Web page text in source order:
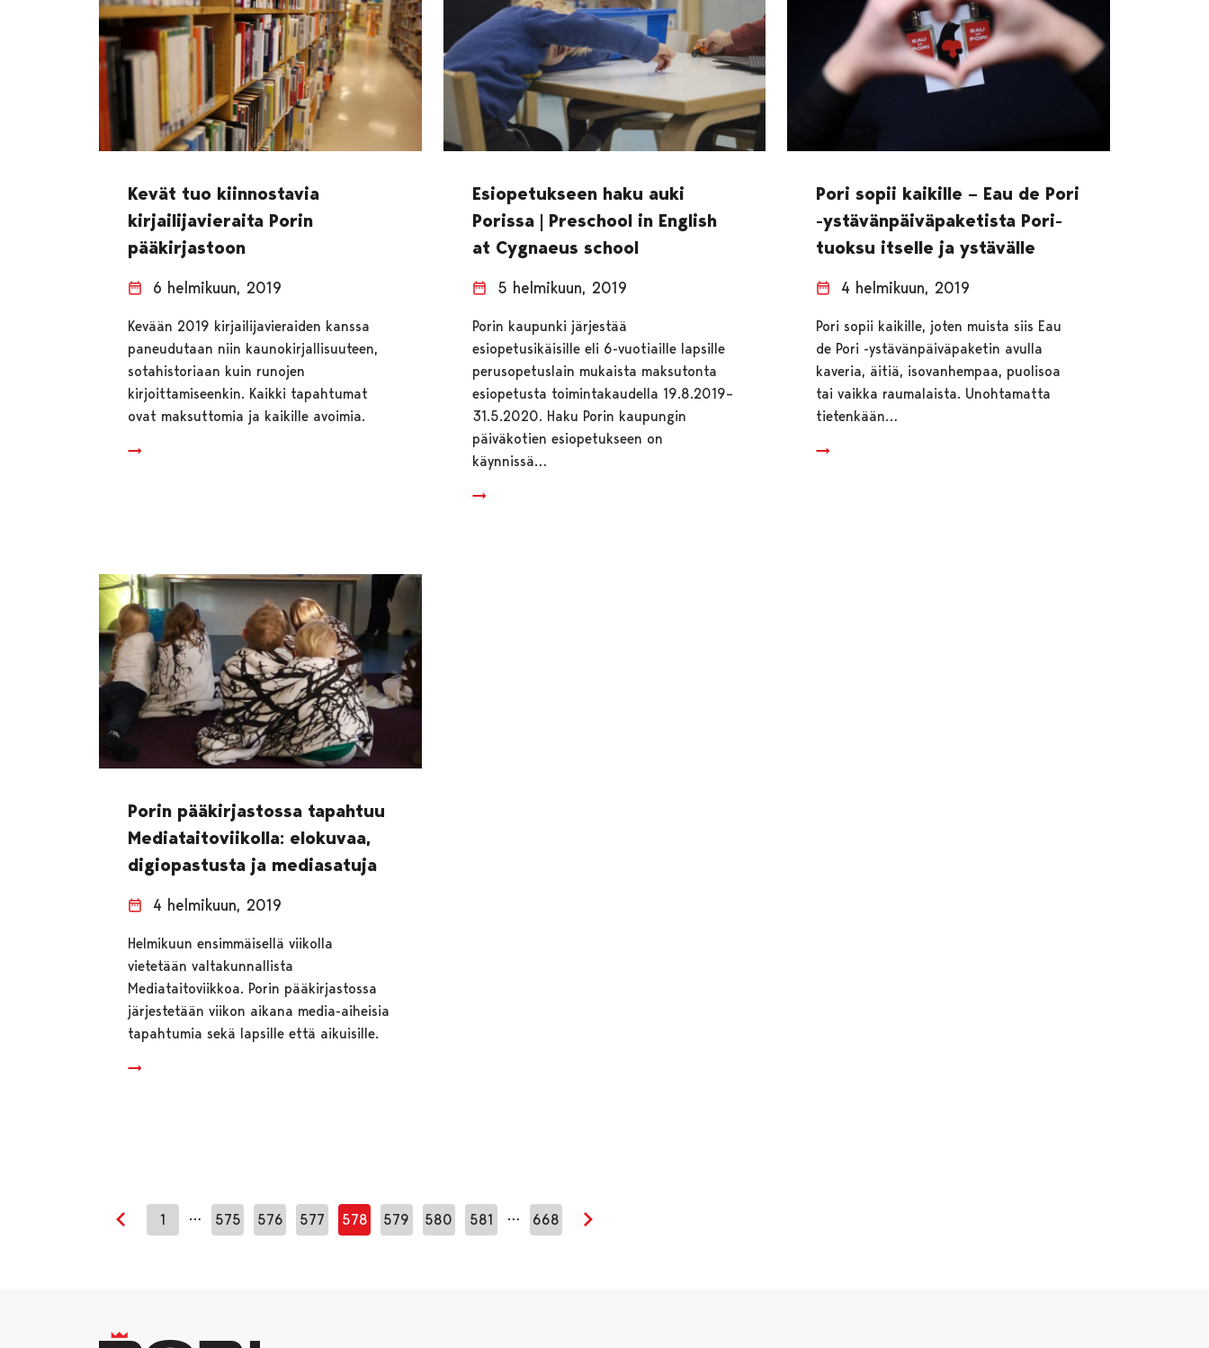
Kevät tuo kiinnostavia
kirjailijavieraita Porin
pääkirjastoon
6 helmikuun, 2019
Kevään 2019 kirjailijavieraiden kanssa
paneudutaan niin kaunokirjallisuuteen,
sotahistoriaan kuin runojen
kirjoittamiseenkin. Kaikki tapahtumat
ovat maksuttomia ja kaikille avoimia.
Esiopetukseen haku auki
Porissa | Preschool in English
at Cygnaeus school
5 helmikuun, 2019
Porin kaupunki järjestää
esiopetusikäisille eli 6-vuotiaille lapsille
perusopetuslain mukaista maksutonta
esiopetusta toimintakaudella 19.8.2019–
31.5.2020. Haku Porin kaupungin
päiväkotien esiopetukseen on
käynnissä…
Pori sopii kaikille – Eau de Pori
-ystävänpäiväpaketista Pori-
tuoksu itselle ja ystävälle
4 helmikuun, 2019
Pori sopii kaikille, joten muista siis Eau
de Pori -ystävänpäiväpaketin avulla
kaveria, äitiä, isovanhempaa, puolisoa
tai vaikka raumalaista. Unohtamatta
tietenkään…
Porin pääkirjastossa tapahtuu
Mediataitoviikolla: elokuvaa,
digiopastusta ja mediasatuja
4 helmikuun, 2019
Helmikuun ensimmäisellä viikolla
vietetään valtakunnallista
Mediataitoviikkoa. Porin pääkirjastossa
järjestetään viikon aikana media-aiheisia
tapahtumia sekä lapsille että aikuisille.
Edellinen sivu
1 … 575 576 577 578 579 580 581 … 668